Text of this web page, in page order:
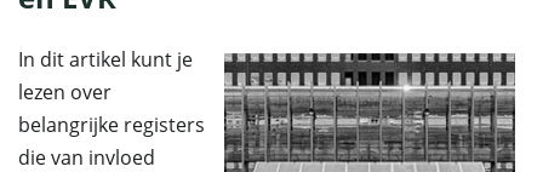
In dit artikel kunt je
lezen over
belangrijke registers
die van invloed